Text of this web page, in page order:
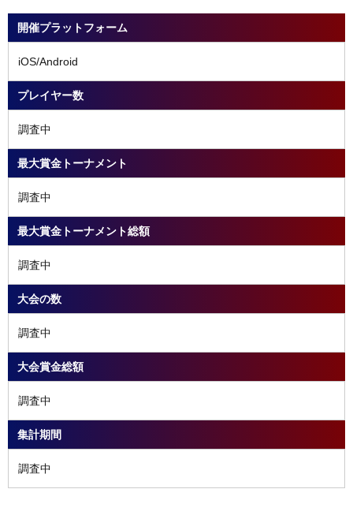
開催プラットフォーム
iOS/Android
プレイヤー数
調査中
最大賞金トーナメント
調査中
最大賞金トーナメント総額
調査中
大会の数
調査中
大会賞金総額
調査中
集計期間
調査中